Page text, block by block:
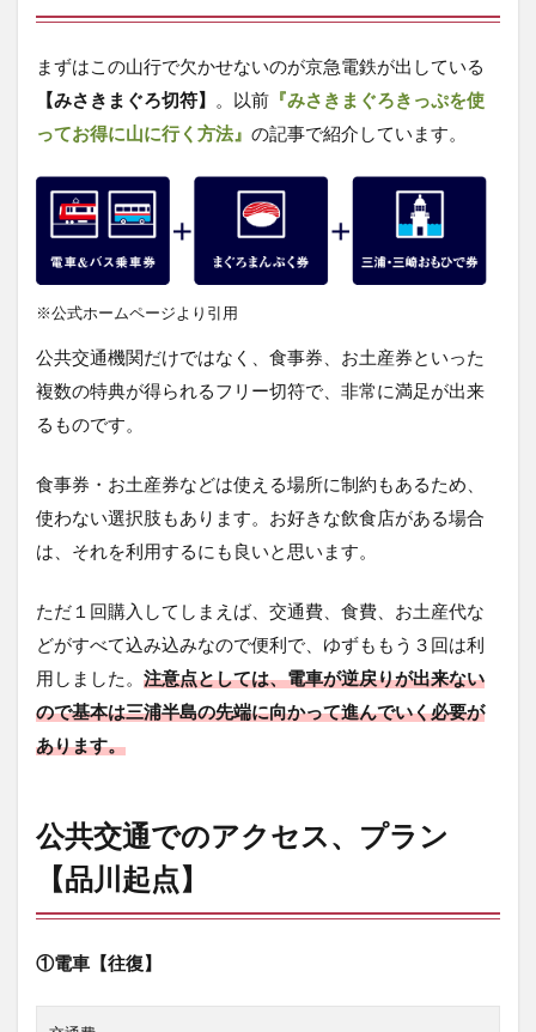
マグ
ロ登
山旅
の開
【京
急長
沢駅
山
いざ
三浦
の頂
【登
山口
～三
浦富
士】
7.4
の設
置跡
が残
る次
の山
士～
砲台
山】
7.5
の終
まずはこの山行で欠かせないのが京急電鉄が出している
【みさきまぐろ切符】
。以前 『みさきまぐろきっぷを使
ってお得に山に行く方法』 の記事で紹介しています。
※公式ホームページより引用
公共交通機関だけではなく、食事券、お土産券といった
複数の特典が得られるフリー切符で、非常に満足が出来
るものです。
食事券・お土産券などは使える場所に制約もあるため、
使わない選択肢もあります。お好きな飲食店がある場合
は、それを利用するにも良いと思います。
ただ１回購入してしまえば、交通費、食費、お土産代な
どがすべて込み込みなので便利で、ゆずももう３回は利
用しました。 注意点としては、電車が逆戻りが出来ない
ので基本は三浦半島の先端に向かって進んでいく必要が
あります。
公共交通でのアクセス、プラン
【品川起点】
①電車【往復】